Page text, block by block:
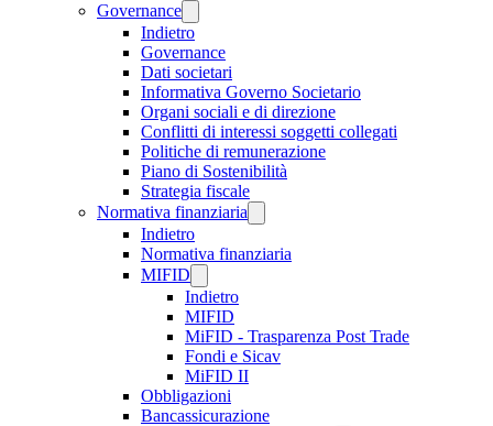
Governance
Indietro
Governance
Dati societari
Informativa Governo Societario
Organi sociali e di direzione
Conflitti di interessi soggetti collegati
Politiche di remunerazione
Piano di Sostenibilità
Strategia fiscale
Normativa finanziaria
Indietro
Normativa finanziaria
MIFID
Indietro
MIFID
MiFID - Trasparenza Post Trade
Fondi e Sicav
MiFID II
Obbligazioni
Bancassicurazione